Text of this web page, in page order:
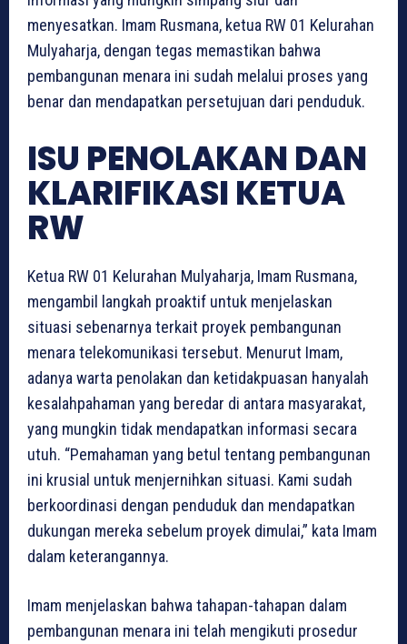
menyesatkan. Imam Rusmana, ketua RW 01 Kelurahan
Mulyaharja, dengan tegas memastikan bahwa
pembangunan menara ini sudah melalui proses yang
benar dan mendapatkan persetujuan dari penduduk.
ISU PENOLAKAN DAN
KLARIFIKASI KETUA
RW
Ketua RW 01 Kelurahan Mulyaharja, Imam Rusmana,
mengambil langkah proaktif untuk menjelaskan
situasi sebenarnya terkait proyek pembangunan
menara telekomunikasi tersebut. Menurut Imam,
adanya warta penolakan dan ketidakpuasan hanyalah
kesalahpahaman yang beredar di antara masyarakat,
yang mungkin tidak mendapatkan informasi secara
utuh. “Pemahaman yang betul tentang pembangunan
ini krusial untuk menjernihkan situasi. Kami sudah
berkoordinasi dengan penduduk dan mendapatkan
dukungan mereka sebelum proyek dimulai,” kata Imam
dalam keterangannya.
Imam menjelaskan bahwa tahapan-tahapan dalam
pembangunan menara ini telah mengikuti prosedur